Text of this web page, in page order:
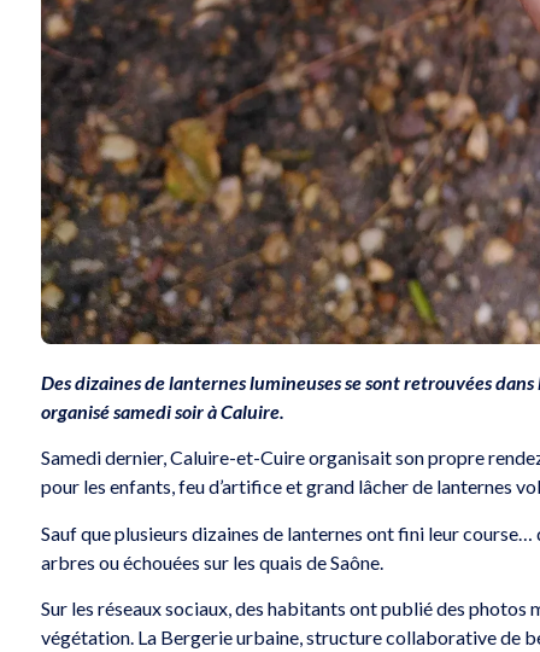
Des dizaines de lanternes lumineuses se sont retrouvées
organisé samedi soir à Caluire.
Samedi dernier, Caluire-et-Cuire organisait son propre
pour les enfants, feu d’artifice et grand lâcher de lanternes
Sauf que plusieurs dizaines de lanternes ont fini leur
arbres ou échouées sur les quais de Saône.
Sur les réseaux sociaux, des habitants ont publié des photos
végétation. La Bergerie urbaine, structure collaborative de